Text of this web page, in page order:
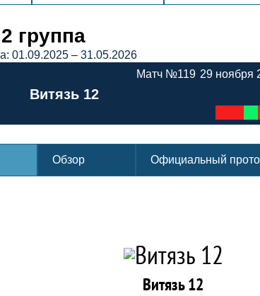
г. Москвы по хоккею
группа
01.09.2025 – 31.05.2026
Матч №119 29 ноября
Витязь 12
Обзор Официальный
Витязь 12